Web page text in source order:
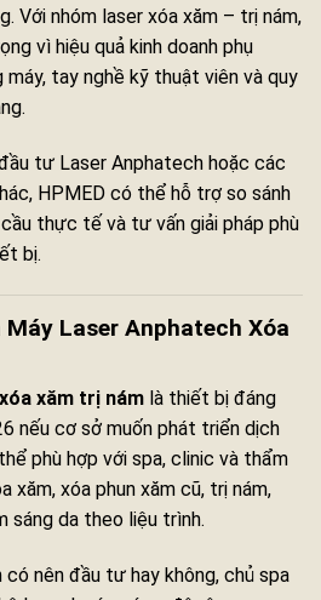
Với nhóm laser xóa xăm – trị nám,
vì hiệu quả kinh doanh phụ
tay nghề kỹ thuật viên và quy
tư Laser Anphatech hoặc các
HPMED có thể hỗ trợ so sánh
thực tế và tư vấn giải pháp phù
bị.
Laser Anphatech Xóa
xăm trị nám là thiết bị đáng
nếu cơ sở muốn phát triển dịch
phù hợp với spa, clinic và thẩm
xăm, xóa phun xăm cũ, trị nám,
sáng da theo liệu trình.
nên đầu tư hay không, chủ spa